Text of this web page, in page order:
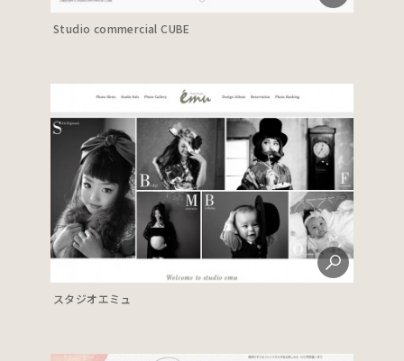
Studio commercial CUBE
スタジオエミュ